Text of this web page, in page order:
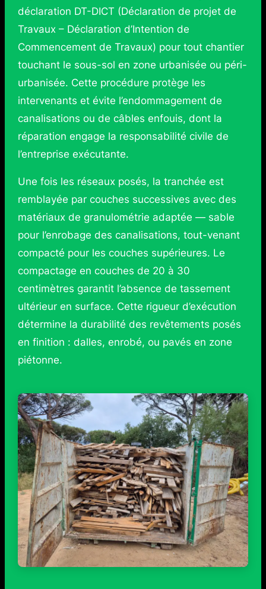
déclaration DT-DICT (Déclaration de projet de
Travaux – Déclaration d’Intention de
Commencement de Travaux) pour tout chantier
touchant le sous-sol en zone urbanisée ou péri-
urbanisée. Cette procédure protège les
intervenants et évite l’endommagement de
canalisations ou de câbles enfouis, dont la
réparation engage la responsabilité civile de
l’entreprise exécutante.
Une fois les réseaux posés, la tranchée est
remblayée par couches successives avec des
matériaux de granulométrie adaptée — sable
pour l’enrobage des canalisations, tout-venant
compacté pour les couches supérieures. Le
compactage en couches de 20 à 30
centimètres garantit l’absence de tassement
ultérieur en surface. Cette rigueur d’exécution
détermine la durabilité des revêtements posés
en finition : dalles, enrobé, ou pavés en zone
piétonne.